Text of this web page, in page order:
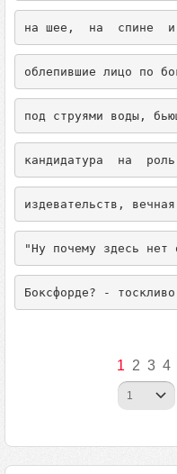
на шее,  на  спине  и
облепившие лицо по
под струями воды,
кандидатура  на
издевательств,
"Ну почему здесь нет
1 2 3 4